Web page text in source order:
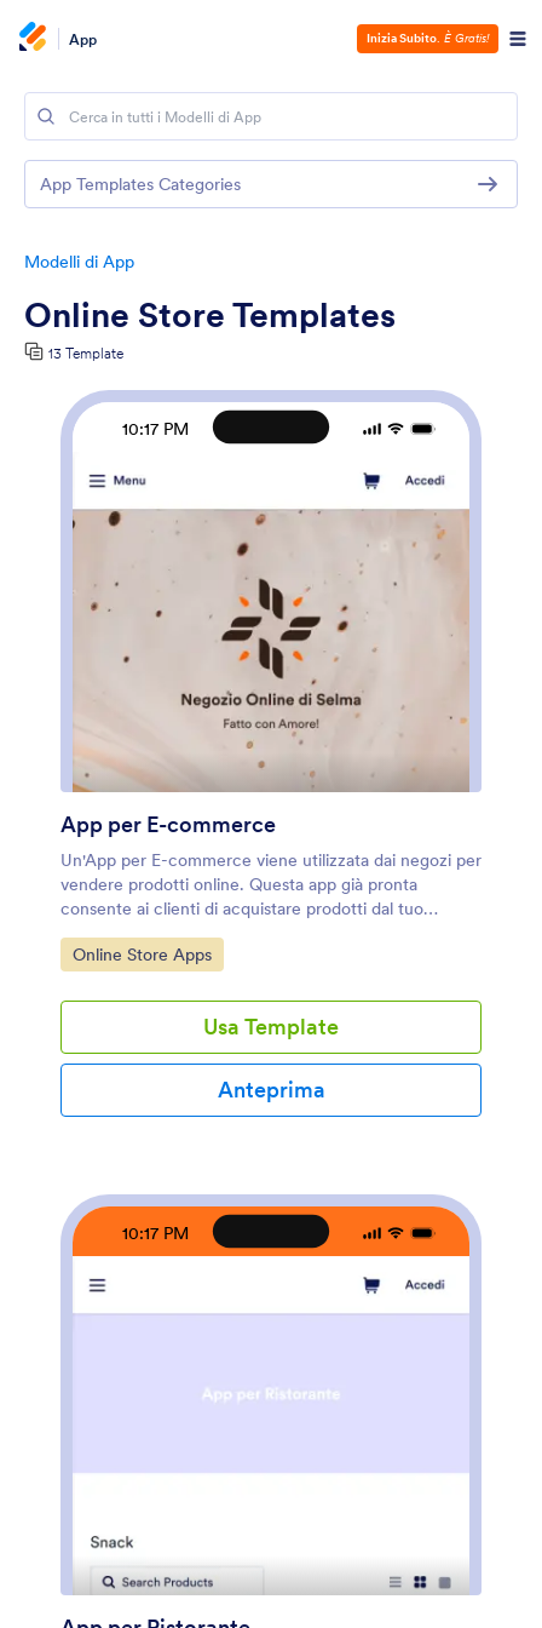
App Inizia Subito. È Gratis!
Modelli di App
Online Store Templates
13 Template
10:17 PM
App per E-commerce
Un'App per E-commerce viene utilizzata dai negozi per
vendere prodotti online. Questa app già pronta
consente ai clienti di acquistare prodotti dal tuo
catalogo, di inserire i dati di spedizione e di
fatturazione e di pagare con carta o con PayPal. È
settimanali e i prodotti scontati. Gli ordini e i pagamenti
vengono sincronizzati istantaneamente nel tuo
account Jotform in modo sicuro e sono accessibili da
qualsiasi dispositivo. Vuoi personalizzare questo
modello di app per adattarlo al marchio del tuo
scegliere font e colori, caricare immagini in miniatura
dei tuoi prodotti, impostare prezzi e sconti e altro
ancora. Puoi anche personalizzare la tua splash page
con le immagini dei tuoi prodotti più recenti. Una volta
terminato, puoi condividere la tua app sul tuo sito web
o sui social media con un link, dove può essere
inizia a farlo oggi stesso con questa App per E-
Vai alla Categoria:
Online Store Apps
Usa Template
Anteprima
10:17 PM
App Templates Categories